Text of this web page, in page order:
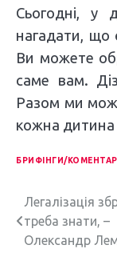
Сьогодні, у
нагадати, що
Ви можете
саме вам.
Разом ми
кожна дитина
БРИФІНГИ/
Н
а
Легалізація
треба знати, –
Олександр